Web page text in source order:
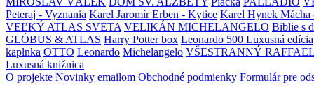
Peteraj - Vyznania Karel Jaromír Erben - Kytice Karel Hynek Mácha
VEĽKÝ ATLAS SVETA VELIKÁN MICHELANGELO Biblie s
GLÓBUS & ATLAS Harry Potter box Leonardo 500 Luxusná edícia
kaplnka OTTO Leonardo Michelangelo VŠESTRANNÝ
Luxusná knižnica
O projekte Novinky emailom Obchodné podmienky Formulár pre